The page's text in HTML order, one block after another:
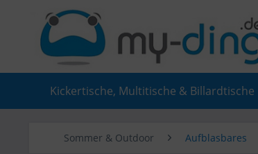
Kickertische, Multitische & Billardtische
Sommer & Outdoor Aufblasbares